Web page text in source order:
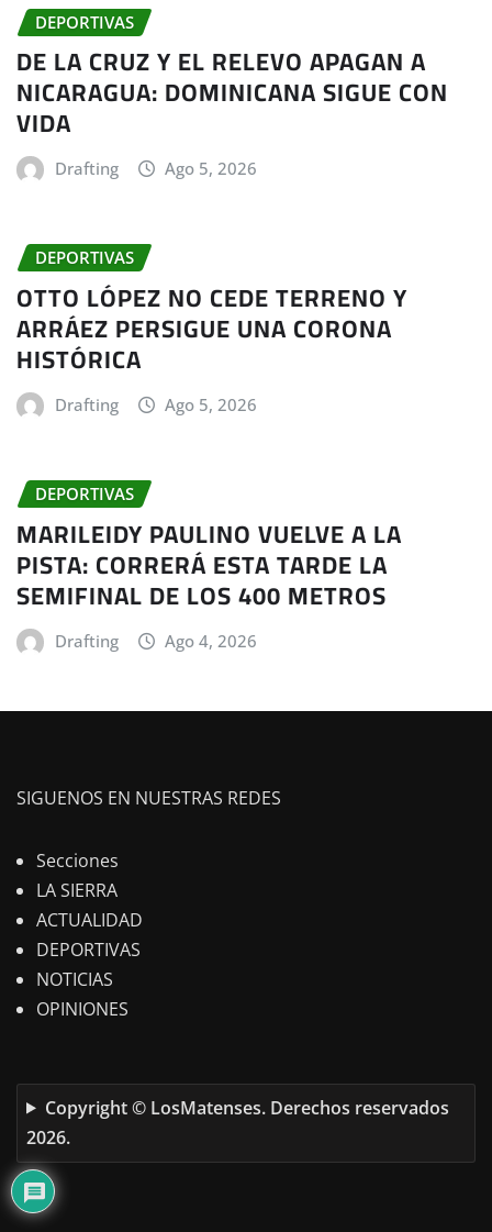
DEPORTIVAS
DE LA CRUZ Y EL RELEVO APAGAN A
NICARAGUA: DOMINICANA SIGUE CON
VIDA
Drafting Ago 5, 2026
DEPORTIVAS
OTTO LÓPEZ NO CEDE TERRENO Y
ARRÁEZ PERSIGUE UNA CORONA
HISTÓRICA
Drafting Ago 5, 2026
DEPORTIVAS
MARILEIDY PAULINO VUELVE A LA
PISTA: CORRERÁ ESTA TARDE LA
SEMIFINAL DE LOS 400 METROS
Drafting Ago 4, 2026
SIGUENOS EN NUESTRAS REDES
Secciones
LA SIERRA
ACTUALIDAD
DEPORTIVAS
NOTICIAS
OPINIONES
Copyright © LosMatenses. Derechos reservados
2026.